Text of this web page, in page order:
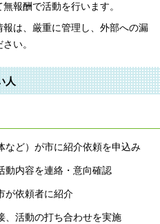
報酬で活動を行います。
は、厳重に管理し、外部への漏
い。
人
など）が市に紹介依頼を申込み
動内容を連絡・意向確認
が依頼者に紹介
、活動の打ち合わせを実施